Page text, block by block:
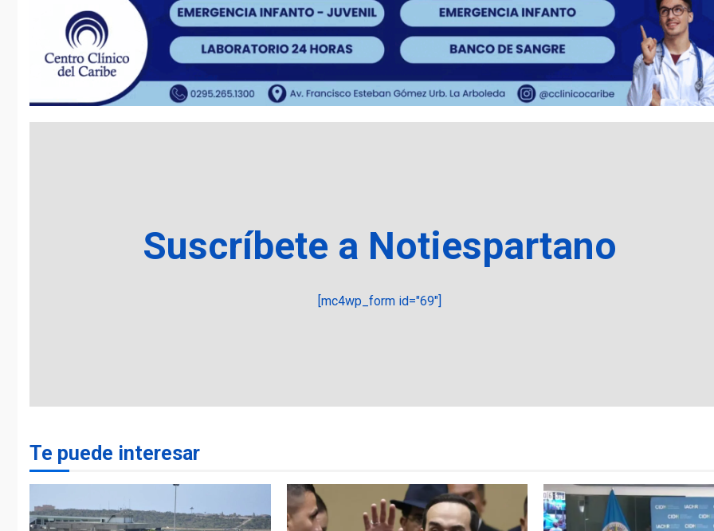
Suscríbete a Notiespartano
[mc4wp_form id="69"]
Te puede interesar